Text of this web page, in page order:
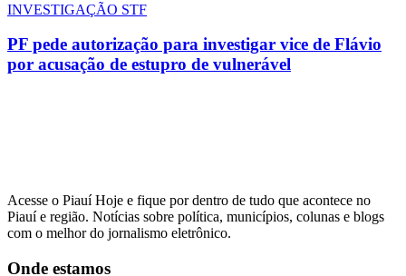
INVESTIGAÇÃO STF
PF pede autorização para investigar vice de Flávio
por acusação de estupro de vulnerável
Acesse o Piauí Hoje e fique por dentro de tudo que acontece no
Piauí e região. Notícias sobre política, municípios, colunas e blogs
com o melhor do jornalismo eletrônico.
Onde estamos